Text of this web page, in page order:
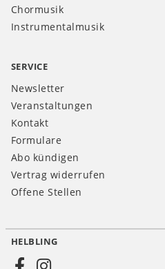
Chormusik
Instrumentalmusik
SERVICE
Newsletter
Veranstaltungen
Kontakt
Formulare
Abo kündigen
Vertrag widerrufen
Offene Stellen
Social
HELBLING